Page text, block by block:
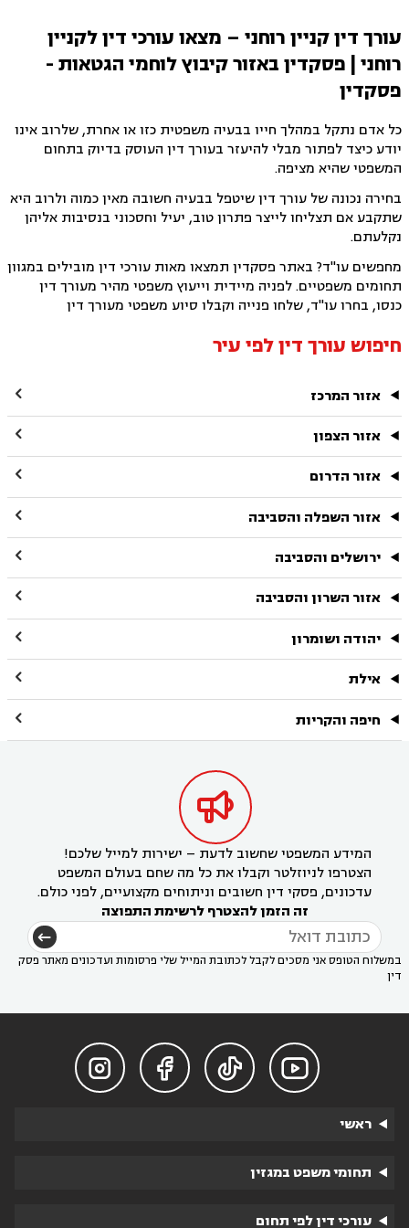
עורך דין קניין רוחני – מצאו עורכי דין לקניין
רוחני | פסקדין באזור קיבוץ לוחמי הגטאות -
פסקדין
כל אדם נתקל במהלך חייו בבעיה משפטית כזו או אחרת, שלרוב אינו
יודע כיצד לפתור מבלי להיעזר בעורך דין העוסק בדיוק בתחום
המשפטי שהיא מציפה.
בחירה נכונה של עורך דין שיטפל בבעיה חשובה מאין כמוה ולרוב היא
שתקבע אם תצליחו לייצר פתרון טוב, יעיל וחסכוני בנסיבות אליהן
נקלעתם.
מחפשים עו"ד? באתר פסקדין תמצאו מאות עורכי דין מובילים במגוון
תחומים משפטיים. לפניה מיידית וייעוץ משפטי מהיר מעורך דין
כנסו, בחרו עו"ד, שלחו פנייה וקבלו סיוע משפטי מעורך דין
חיפוש עורך דין לפי עיר
אזור המרכז 
אזור הצפון 
אזור הדרום 
אזור השפלה והסביבה 
ירושלים והסביבה 
אזור השרון והסביבה 
יהודה ושומרון 
אילת 
חיפה והקריות 

המידע המשפטי שחשוב לדעת – ישירות למייל שלכם!
הצטרפו לניוזלטר וקבלו את כל מה שחם בעולם המשפט
עדכונים, פסקי דין חשובים וניתוחים מקצועיים, לפני כולם.
זה הזמן להצטרף לרשימת התפוצה
במשלוח הטופס אני מסכים לקבל לכתובת המייל שלי פרסומות ועדכונים מאתר פסק
דין




ראשי
תחומי משפט במגזין
עורכי דין לפי תחום